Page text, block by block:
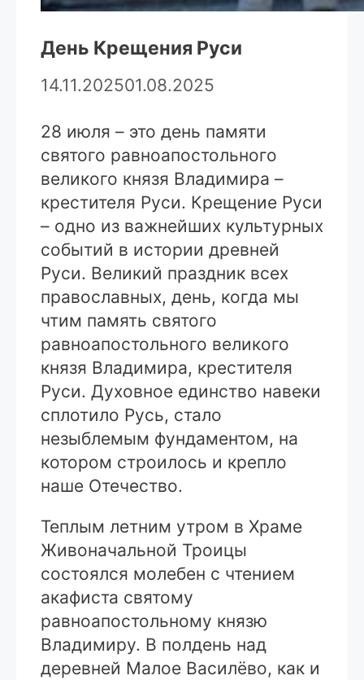
День Крещения Руси
14.11.202501.08.2025
28 июля – это день памяти
святого равноапостольного
великого князя Владимира –
крестителя Руси. Крещение Руси
– одно из важнейших культурных
событий в истории древней
Руси. Великий праздник всех
православных, день, когда мы
чтим память святого
равноапостольного великого
князя Владимира, крестителя
Руси. Духовное единство навеки
сплотило Русь, стало
незыблемым фундаментом, на
котором строилось и крепло
наше Отечество.
Теплым летним утром в Храме
Живоначальной Троицы
состоялся молебен с чтением
акафиста святому
равноапостольному князю
Владимиру. В полдень над
деревней Малое Василёво, как и